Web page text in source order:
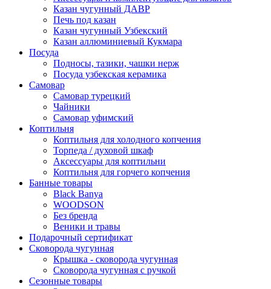
Казан чугунный ДАВР
Печь под казан
Казан чугунный Узбекский
Казан аллюминиевый Кукмара
Посуда
Подносы, тазики, чашки нерж
Посуда узбекская керамика
Самовар
Самовар турецкий
Чайники
Самовар уфимский
Коптильня
Коптильня для холодного копчения
Торпеда / духовой шкаф
Аксессуары для коптильни
Коптильня для горчего копчения
Банные товары
Black Banya
WOODSON
Без бренда
Веники и травы
Подарочный сертификат
Сковорода чугунная
Крышка - сковорода чугунная
Сковорода чугунная с ручкой
Сезонные товары